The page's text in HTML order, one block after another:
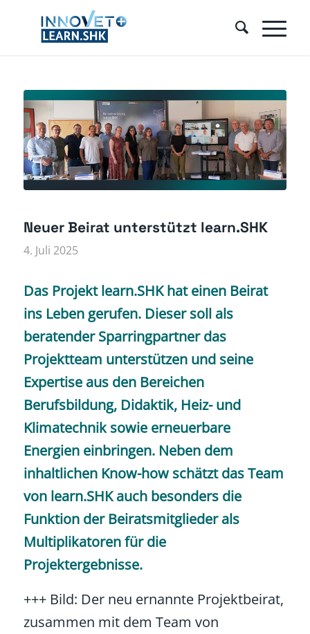
Neuer Beirat unterstützt learn.SHK
4. Juli 2025
Das Projekt learn.SHKhat einen Beirat
ins Leben gerufen. Dieser soll als
beratender Sparringpartner das
Projektteam unterstützen und seine
Expertise aus den Bereichen
Berufsbildung, Didaktik, Heiz- und
Klimatechnik sowie erneuerbare
Energien einbringen. Neben dem
inhaltlichen Know-how schätzt das Team
von learn.SHK auch besonders die
Funktion der Beiratsmitglieder als
Multiplikatoren für die
Projektergebnisse.
+++ Bild: Der neu ernannte Projektbeirat,
zusammen mit dem Team von